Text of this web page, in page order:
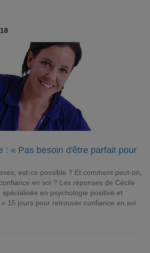
: « Pas besoin d'être parfait pour
est-ce possible ? Et comment peut-on,
en soi ? Les réponses de Cécile
spécialisée en psychologie positive et
15 jours pour retrouver confiance en soi